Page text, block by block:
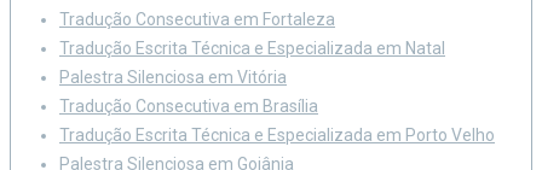
Tradução Consecutiva em Fortaleza
Tradução Escrita Técnica e Especializada em Natal
Palestra Silenciosa em Vitória
Tradução Consecutiva em Brasília
Tradução Escrita Técnica e Especializada em Porto Velho
Palestra Silenciosa em Goiânia